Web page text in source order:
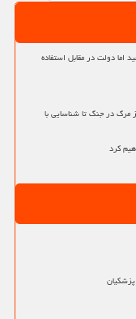
اما دولت در مقابل استفاده
در جنگ تا شناسایی با
کرد